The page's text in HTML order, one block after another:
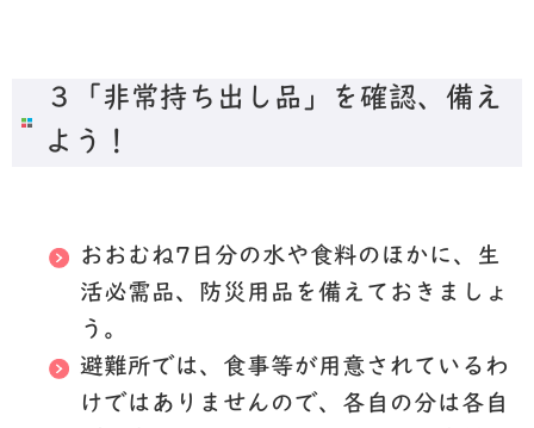
３「非常持ち出し品」を確認、備え
よう！
おおむね7日分の水や食料のほかに、生
活必需品、防災用品を備えておきましょ
う。
避難所では、食事等が用意されているわ
けではありませんので、各自の分は各自